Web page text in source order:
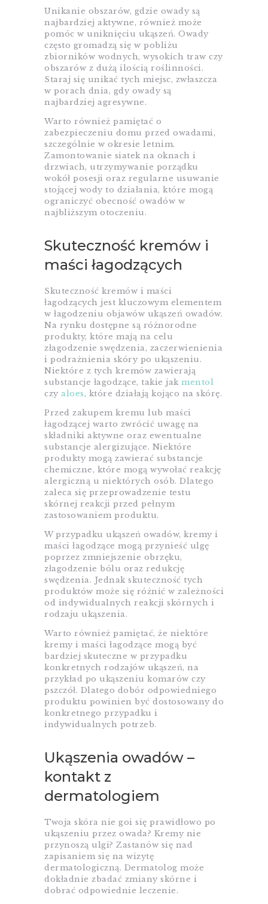
Unikanie obszarów, gdzie owady są
najbardziej aktywne, również może
pomóc w uniknięciu ukąszeń. Owady
często gromadzą się w pobliżu
zbiorników wodnych, wysokich traw czy
obszarów z dużą ilością roślinności.
Staraj się unikać tych miejsc, zwłaszcza
w porach dnia, gdy owady są
najbardziej agresywne.
Warto również pamiętać o
zabezpieczeniu domu przed owadami,
szczególnie w okresie letnim.
Zamontowanie siatek na oknach i
drzwiach, utrzymywanie porządku
wokół posesji oraz regularne usuwanie
stojącej wody to działania, które mogą
ograniczyć obecność owadów w
najbliższym otoczeniu.
Skuteczność kremów i
maści łagodzących
Skuteczność kremów i maści
łagodzących jest kluczowym elementem
w łagodzeniu objawów ukąszeń owadów.
Na rynku dostępne są różnorodne
produkty, które mają na celu
złagodzenie swędzenia, zaczerwienienia
i podrażnienia skóry po ukąszeniu.
Niektóre z tych kremów zawierają
substancje łagodzące, takie jak mentol
czy aloes, które działają kojąco na skórę.
Przed zakupem kremu lub maści
łagodzącej warto zwrócić uwagę na
składniki aktywne oraz ewentualne
substancje alergizujące. Niektóre
produkty mogą zawierać substancje
chemiczne, które mogą wywołać reakcję
alergiczną u niektórych osób. Dlatego
zaleca się przeprowadzenie testu
skórnej reakcji przed pełnym
zastosowaniem produktu.
W przypadku ukąszeń owadów, kremy i
maści łagodzące mogą przynieść ulgę
poprzez zmniejszenie obrzęku,
złagodzenie bólu oraz redukcję
swędzenia. Jednak skuteczność tych
produktów może się różnić w zależności
od indywidualnych reakcji skórnych i
rodzaju ukąszenia.
Warto również pamiętać, że niektóre
kremy i maści łagodzące mogą być
bardziej skuteczne w przypadku
konkretnych rodzajów ukąszeń, na
przykład po ukąszeniu komarów czy
pszczół. Dlatego dobór odpowiedniego
produktu powinien być dostosowany do
konkretnego przypadku i
indywidualnych potrzeb.
Ukąszenia owadów –
kontakt z
dermatologiem
Twoja skóra nie goi się prawidłowo po
ukąszeniu przez owada? Kremy nie
przynoszą ulgi? Zastanów się nad
zapisaniem się na wizytę
dermatologiczną. Dermatolog może
dokładnie zbadać zmiany skórne i
dobrać odpowiednie leczenie.